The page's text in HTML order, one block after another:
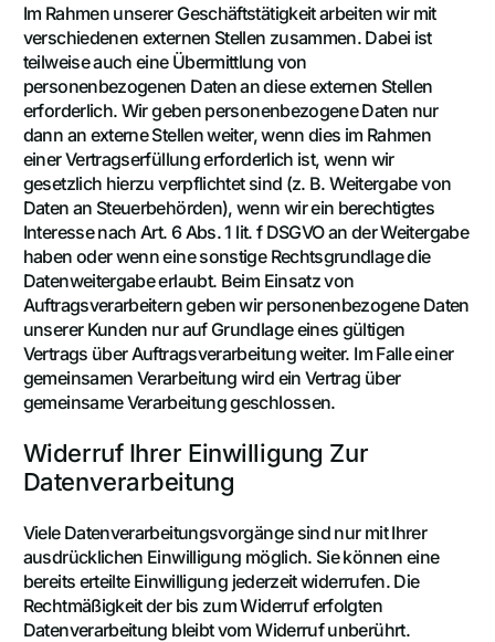
Im Rahmen unserer Geschäftstätigkeit arbeiten wir mit
verschiedenen externen Stellen zusammen. Dabei ist
teilweise auch eine Übermittlung von
personenbezogenen Daten an diese externen Stellen
erforderlich. Wir geben personenbezogene Daten nur
dann an externe Stellen weiter, wenn dies im Rahmen
einer Vertragserfüllung erforderlich ist, wenn wir
gesetzlich hierzu verpflichtet sind (z. B. Weitergabe von
Daten an Steuerbehörden), wenn wir ein berechtigtes
Interesse nach Art. 6 Abs. 1 lit. f DSGVO an der Weitergabe
haben oder wenn eine sonstige Rechtsgrundlage die
Datenweitergabe erlaubt. Beim Einsatz von
Auftragsverarbeitern geben wir personenbezogene Daten
unserer Kunden nur auf Grundlage eines gültigen
Vertrags über Auftragsverarbeitung weiter. Im Falle einer
gemeinsamen Verarbeitung wird ein Vertrag über
gemeinsame Verarbeitung geschlossen.
Widerruf Ihrer Einwilligung Zur
Datenverarbeitung
Viele Datenverarbeitungsvorgänge sind nur mit Ihrer
ausdrücklichen Einwilligung möglich. Sie können eine
bereits erteilte Einwilligung jederzeit widerrufen. Die
Rechtmäßigkeit der bis zum Widerruf erfolgten
Datenverarbeitung bleibt vom Widerruf unberührt.